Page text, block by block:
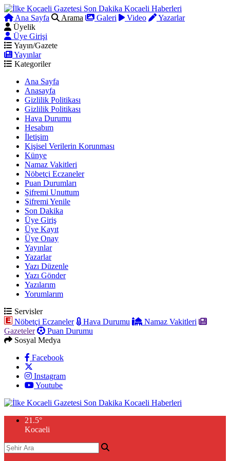
Ana Sayfa Arama Galeri Video
Yazarlar
Üyelik
Üye Girişi
Yayın/Gazete
Yayınlar
Kategoriler
Ana Sayfa
Anasayfa
Gizlilik Politikası
Gizlilik Politikası
Hava Durumu
Hesabım
İletişim
Kişisel Verilerin Korunması
Künye
Namaz Vakitleri
Nöbetçi Eczaneler
Puan Durumları
Şifremi Unuttum
Şifremi Yenile
Son Dakika
Üye Giriş
Üye Kayıt
Üye Onay
Yayınlar
Yazarlar
Yazı Düzenle
Yazı Gönder
Yazılarım
Yorumlarım
Servisler
Nöbetçi Eczaneler
Hava Durumu
Namaz Vakitleri
Gazeteler
Puan Durumu
Sosyal Medya
Facebook
Instagram
Youtube
21.5°
Kocaeli